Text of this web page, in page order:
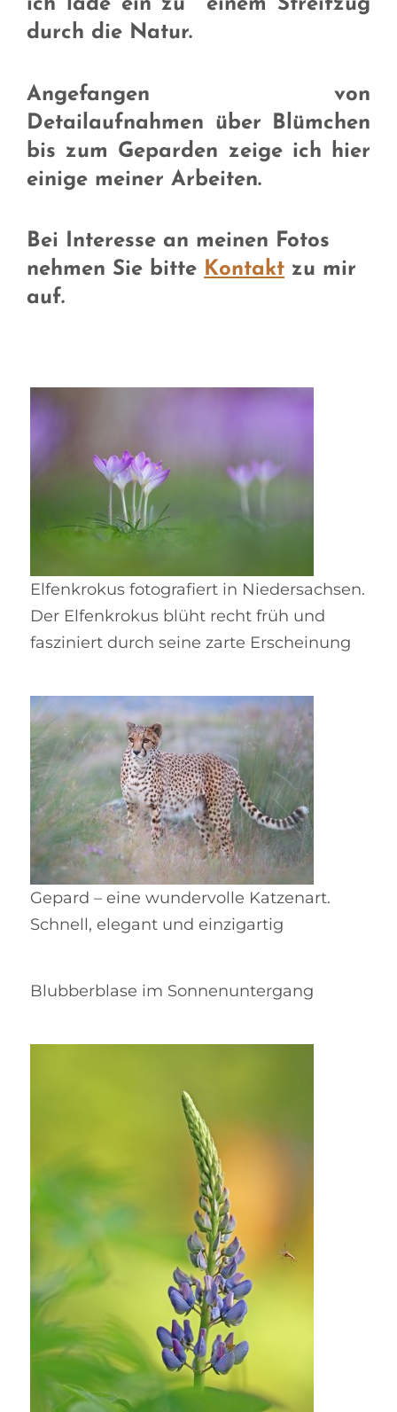
ich lade ein zu einem Streifzug
durch die Natur.
Angefangen von
Detailaufnahmen über Blümchen
bis zum Geparden zeige ich hier
einige meiner Arbeiten.
Bei Interesse an meinen Fotos
nehmen Sie bitte Kontakt zu mir
auf.
Elfenkrokus fotografiert in Niedersachsen.
Der Elfenkrokus blüht recht früh und
fasziniert durch seine zarte Erscheinung
Gepard – eine wundervolle Katzenart.
Schnell, elegant und einzigartig
Blubberblase im Sonnenuntergang